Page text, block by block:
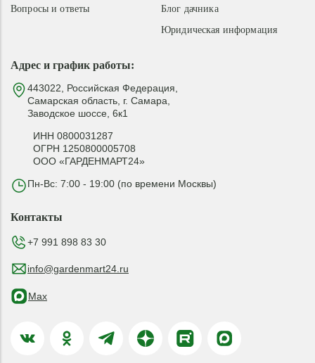
Адрес и график работы:
443022, Российская Федерация,
Самарская область, г. Самара,
Заводское шоссе, 6к1
ИНН 0800031287
ОГРН 1250800005708
ООО «ГАРДЕНМАРТ24»
Пн-Вс: 7:00 - 19:00 (по времени Москвы)
Блог дачника
Юридическая информация
Вопросы и ответы
Контакты
+7 991 898 83 30
info@gardenmart24.ru
Max